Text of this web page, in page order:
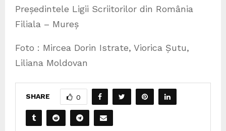
Președintele Ligii Scriitorilor din România
Filiala – Mureș
Foto : Mircea Dorin Istrate, Viorica Șutu,
Liliana Moldovan
SHARE 0